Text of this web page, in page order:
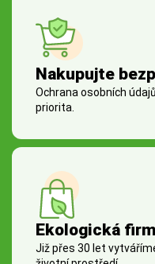
Nakupujte
Ochrana osobních
priorita.
Ekologická
Již přes 30 let